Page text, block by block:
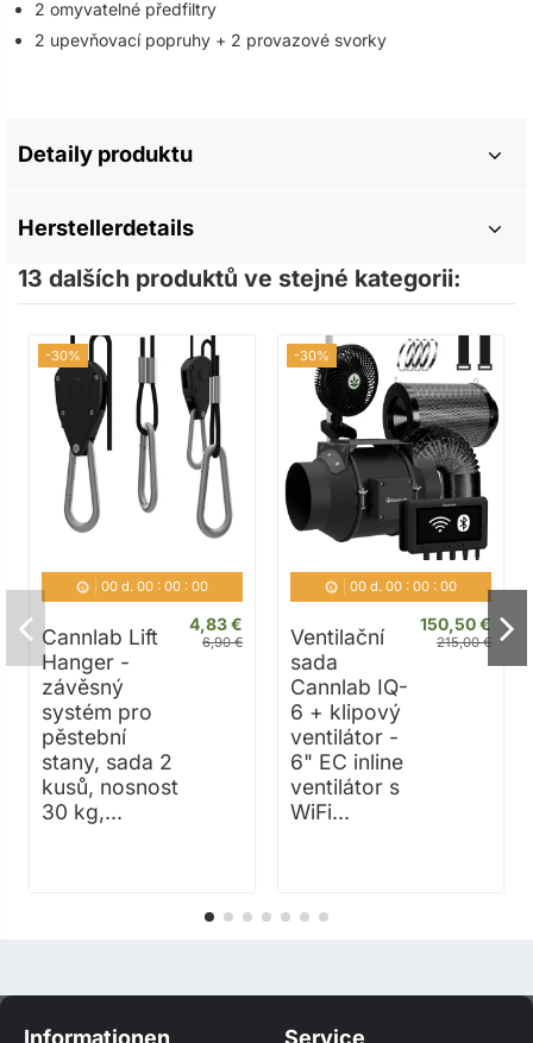
2 omyvatelné předfiltry
2 upevňovací popruhy + 2 provazové svorky
Detaily produktu
Herstellerdetails
13 dalších produktů ve stejné kategorii:
-30%
00d. 00: 00: 00
Cannlab Lift
Hanger -
závěsný
systém pro
pěstební
stany, sada 2
kusů, nosnost
30 kg,...
4,83 €
6,90 €
-30%
00d. 00: 00: 00
Ventilační
sada
Cannlab IQ-
6 + klipový
ventilátor -
6" EC inline
ventilátor s
WiFi...
150,50 €
215,00 €
Informationen Service